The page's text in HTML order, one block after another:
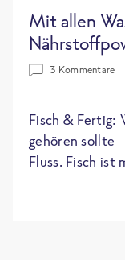
Mit allen
3 Kommentare
Fisch & Fertig:
gehören sollte
Fluss. Fisch ist